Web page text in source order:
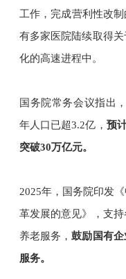
工作，完成营利性改
有多家医院陆续取得
化的高速进程中。
国务院常务会议指出
年人口已超3.2亿， 预
突破30万亿元。
2025年，国务院印发
革发展的意见》，支
养老服务，鼓励国有
服务。